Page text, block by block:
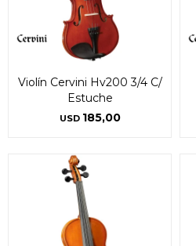
Violín Cervini Hv200 3/4 C/
Estuche
USD 185,00